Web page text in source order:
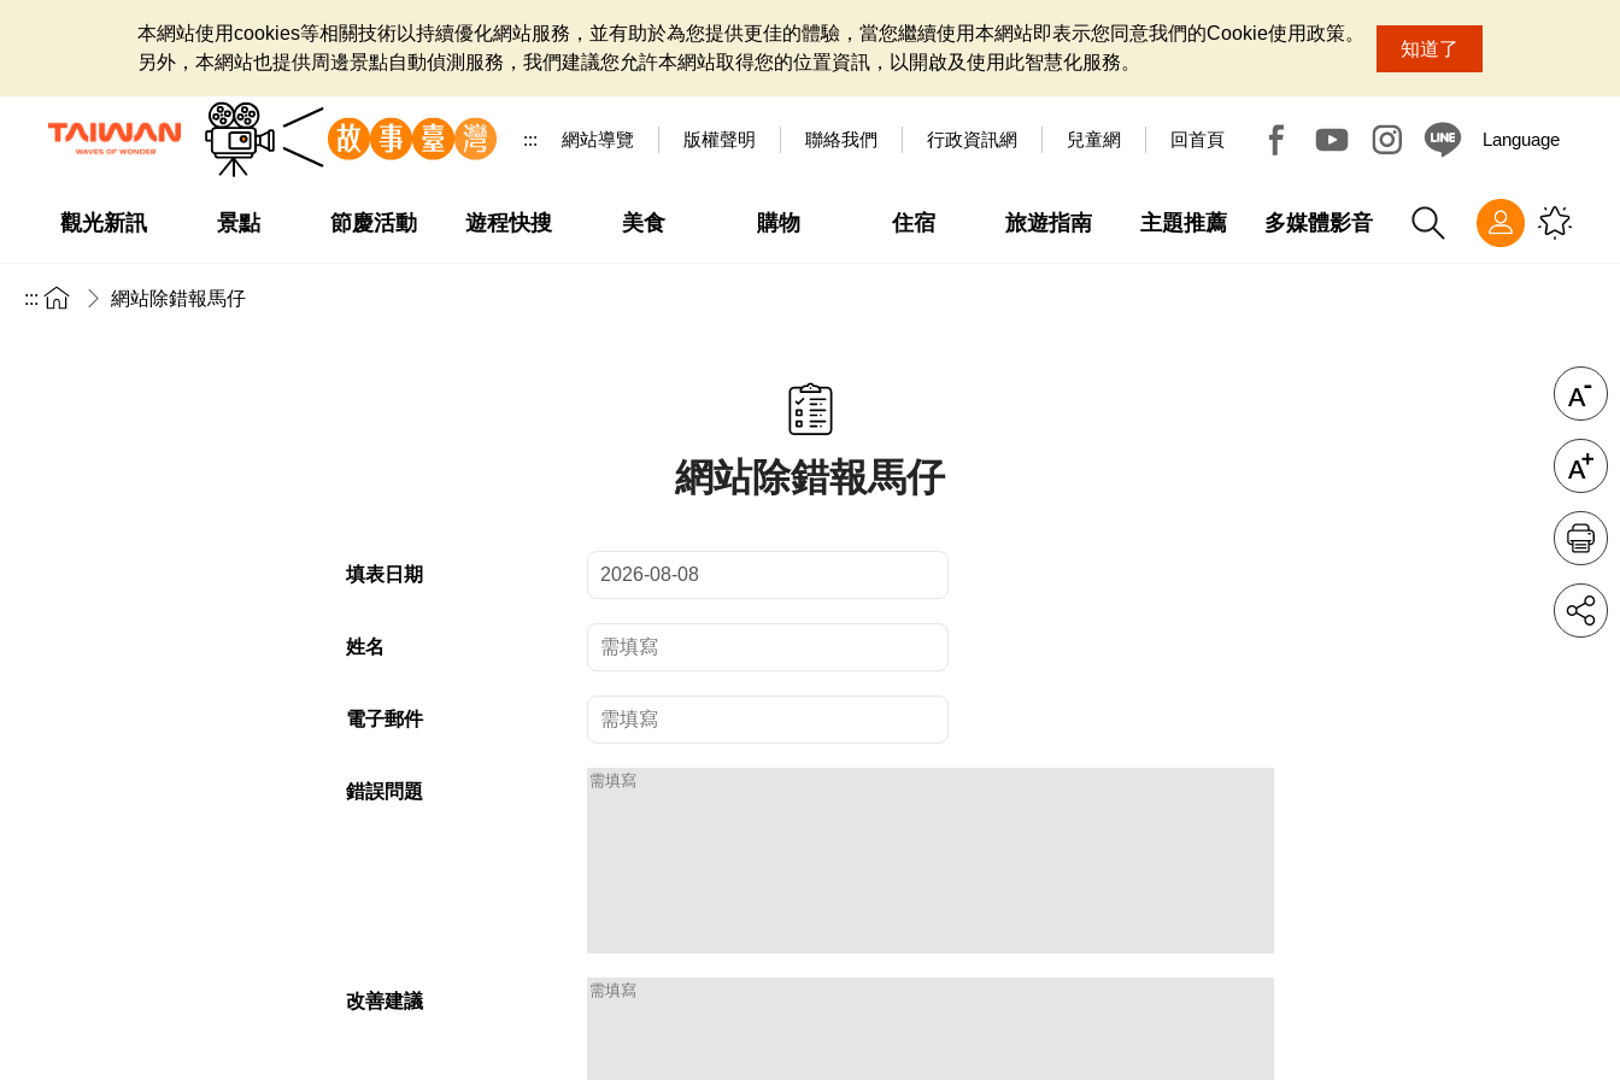
本網站使用cookies等相關技術以持續優化網站服務，並有助於為您提供更佳的體驗，當您繼續使用本網站即表示您同意我們的Cookie使用政策。
另外，本網站也提供周邊景點自動偵測服務，我們建議您允許本網站取得您的位置資訊，以開啟及使用此智慧化服務。
知道了
::: 網站導覽 版權聲明 聯絡我們 行政資訊網 兒童網 回首頁 Language
觀光新訊 景點 節慶活動 遊程快搜 美食 購物 住宿 旅遊指南 主題推薦 多媒體影音
::: 網站除錯報馬仔
網站除錯報馬仔
填表日期
姓名
電子郵件
錯誤問題
改善建議